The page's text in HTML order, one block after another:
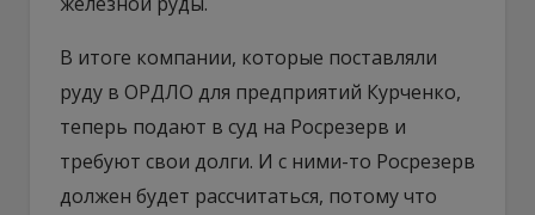
В итоге компании, которые поставляли
руду в ОРДЛО для предприятий Курченко,
теперь подают в суд на Росрезерв и
требуют свои долги. И с ними-то Росрезерв
должен будет рассчитаться, потому что